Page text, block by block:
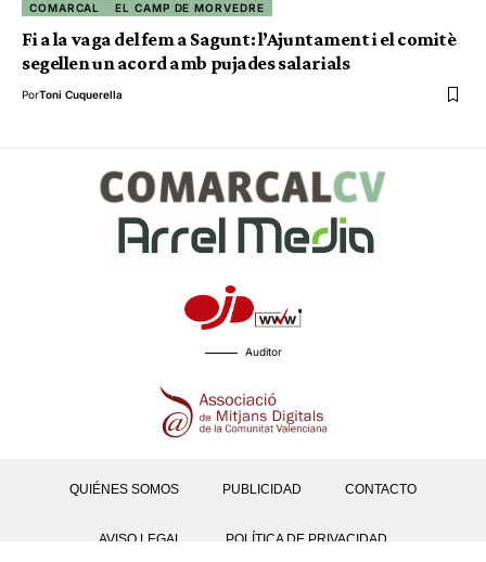
COMARCAL EL CAMP DE MORVEDRE
Fi a la vaga del fem a Sagunt: l’Ajuntament i el comitè
segellen un acord amb pujades salarials
PorToni Cuquerella
Auditor
QUIÉNES SOMOS PUBLICIDAD CONTACTO
AVISO LEGAL POLÍTICA DE PRIVACIDAD